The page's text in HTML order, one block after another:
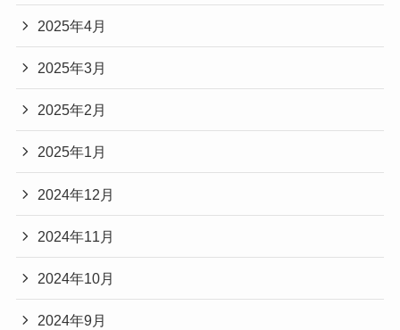
2025年4月
2025年3月
2025年2月
2025年1月
2024年12月
2024年11月
2024年10月
2024年9月